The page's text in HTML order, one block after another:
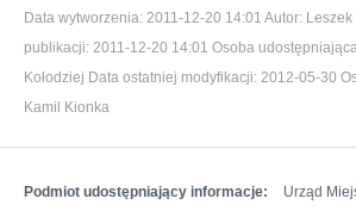
Data wytworzenia: 2011-12-20 14:01 Autor: Leszek
publikacji: 2011-12-20 14:01 Osoba
Kołodziej Data ostatniej modyfikacji: 2012-05-30
Kamil Kionka
Podmiot udostępniający informacje:
Urząd